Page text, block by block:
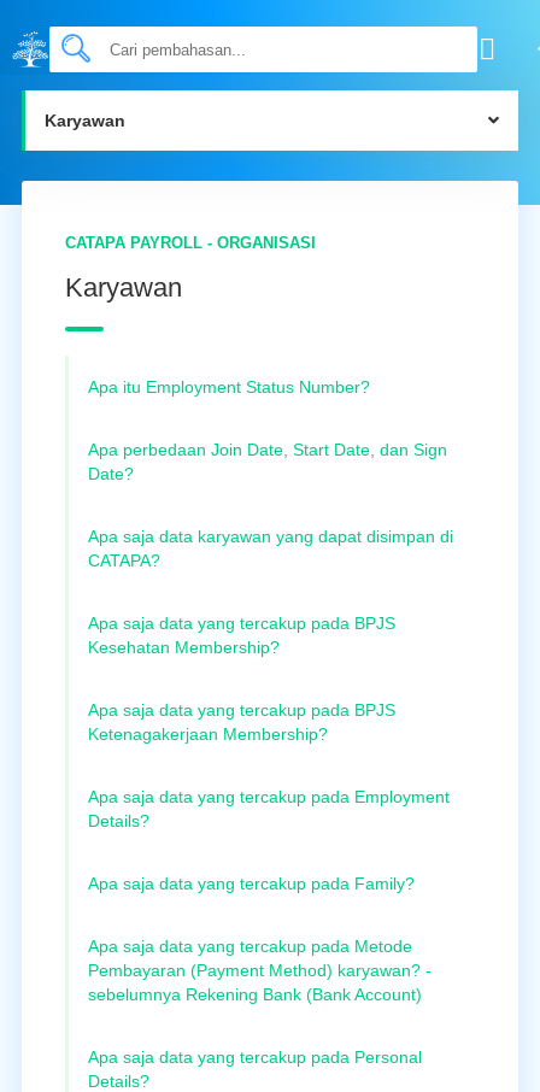
Karyawan
CATAPA PAYROLL - ORGANISASI
Karyawan
Apa itu Employment Status Number?
Apa perbedaan Join Date, Start Date, dan Sign
Date?
Apa saja data karyawan yang dapat disimpan di
CATAPA?
Apa saja data yang tercakup pada BPJS
Kesehatan Membership?
Apa saja data yang tercakup pada BPJS
Ketenagakerjaan Membership?
Apa saja data yang tercakup pada Employment
Details?
Apa saja data yang tercakup pada Family?
Apa saja data yang tercakup pada Metode
Pembayaran (Payment Method) karyawan? -
sebelumnya Rekening Bank (Bank Account)
Apa saja data yang tercakup pada Personal
Details?